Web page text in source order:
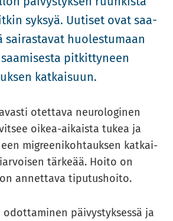
syk­syä. Uu­ti­set ovat saa­
sai­ras­ta­vat huo­les­tu­maan
pit­kit­ty­neen
kat­kai­suun.
otet­ta­va neu­ro­lo­gi­nen
oikea-​aikaista tukea ja
migree­ni­koh­tauk­sen kat­kai­
tär­ke­ää. Hoito on
an­net­ta­va ti­pu­tus­hoi­to.
päi­vys­tyk­ses­sä ja